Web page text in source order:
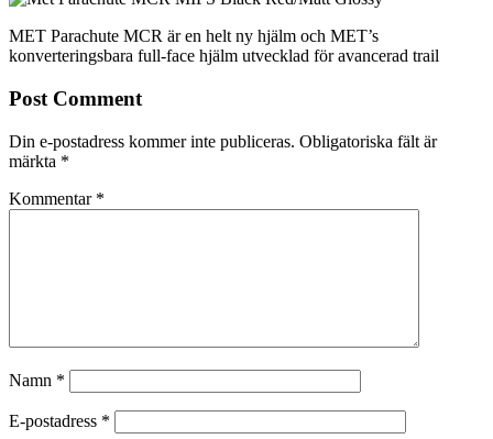
MET Parachute MCR är en helt ny hjälm och MET’s
konverteringsbara full-face hjälm utvecklad för avancerad trail
Post Comment
Din e-postadress kommer inte publiceras. Obligatoriska fält är
märkta *
Kommentar *
Namn *
E-postadress *